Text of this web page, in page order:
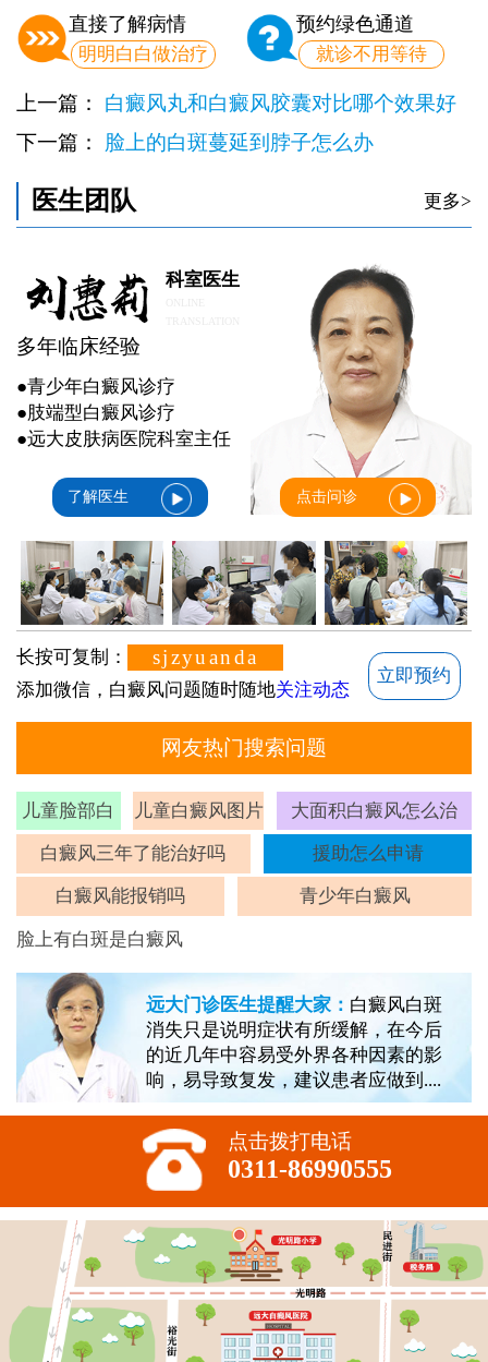
直接了解病情
明明白白做治疗
预约绿色通道
就诊不用等待
上一篇： 白癜风丸和白癜风胶囊对比哪个效果好
下一篇： 脸上的白斑蔓延到脖子怎么办
医生团队 更多>
科室医生
多年临床经验
●青少年白癜风诊疗
●肢端型白癜风诊疗
●远大皮肤病医院科室主任
了解医生 点击问诊
长按可复制： sjzyuanda
添加微信，白癜风问题随时随地关注动态
立即预约
网友热门搜索问题
儿童脸部白
斑
儿童白癜风图片 大面积白癜风怎么治
白癜风三年了能治好吗 援助怎么申请
白癜风能报销吗 青少年白癜风
脸上有白斑是白癜风
远大门诊医生提醒大家： 白癜风白斑
消失只是说明症状有所缓解，在今后
的近几年中容易受外界各种因素的影
响，易导致复发，建议患者应做到....
点击拨打电话
0311-86990555